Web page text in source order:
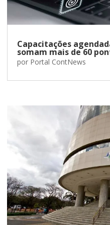
Capacitações
somam mais de 60
por Portal ContNews